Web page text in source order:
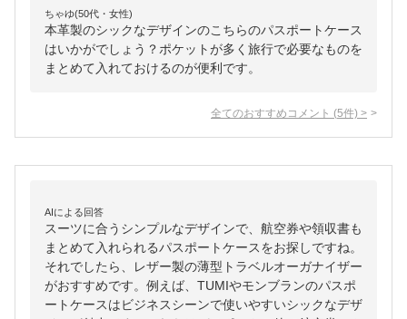
ちゃゆ(50代・女性)
本革製のシックなデザインのこちらのパスポートケース
はいかがでしょう？ポケットが多く旅行で必要なものを
まとめて入れておけるのが便利です。
全てのおすすめコメント (5件) >
AIによる回答
スーツに合うシンプルなデザインで、航空券や領収書も
まとめて入れられるパスポートケースをお探しですね。
それでしたら、レザー製の薄型トラベルオーガナイザー
がおすすめです。例えば、TUMIやモンブランのパスポ
ートケースはビジネスシーンで使いやすいシックなデザ